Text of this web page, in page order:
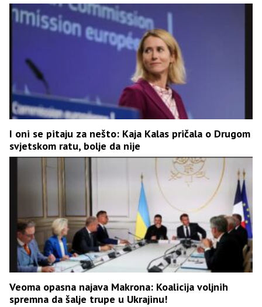
I oni se pitaju za nešto: Kaja Kalas pričala o Drugom
svjetskom ratu, bolje da nije
Veoma opasna najava Makrona: Koalicija voljnih
spremna da šalje trupe u Ukrajinu!